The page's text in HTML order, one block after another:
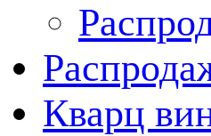
Кварц